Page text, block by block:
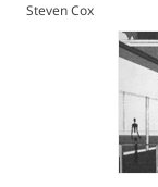
Steven Cox